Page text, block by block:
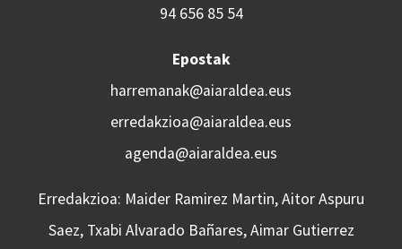
94 656 85 54
Epostak
harremanak@aiaraldea.eus
erredakzioa@aiaraldea.eus
agenda@aiaraldea.eus
Erredakzioa: Maider Ramirez Martin, Aitor Aspuru
Saez, Txabi Alvarado Bañares, Aimar Gutierrez